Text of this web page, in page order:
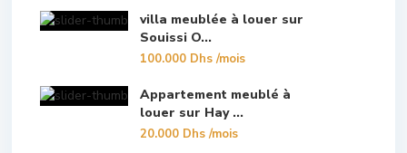
villa meublée à louer sur
Souissi O...
100.000 Dhs/mois
Appartement meublé à
louer sur Hay ...
20.000 Dhs/mois